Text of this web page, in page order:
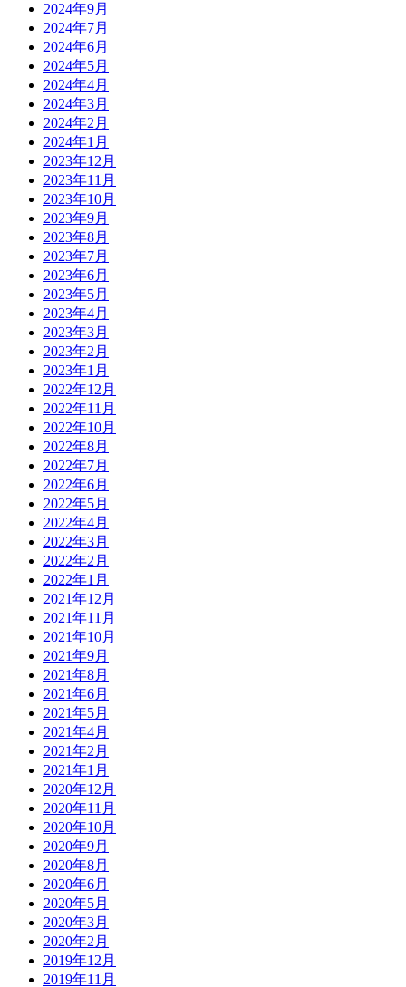
2024年9月
2024年7月
2024年6月
2024年5月
2024年4月
2024年3月
2024年2月
2024年1月
2023年12月
2023年11月
2023年10月
2023年9月
2023年8月
2023年7月
2023年6月
2023年5月
2023年4月
2023年3月
2023年2月
2023年1月
2022年12月
2022年11月
2022年10月
2022年8月
2022年7月
2022年6月
2022年5月
2022年4月
2022年3月
2022年2月
2022年1月
2021年12月
2021年11月
2021年10月
2021年9月
2021年8月
2021年6月
2021年5月
2021年4月
2021年2月
2021年1月
2020年12月
2020年11月
2020年10月
2020年9月
2020年8月
2020年6月
2020年5月
2020年3月
2020年2月
2019年12月
2019年11月